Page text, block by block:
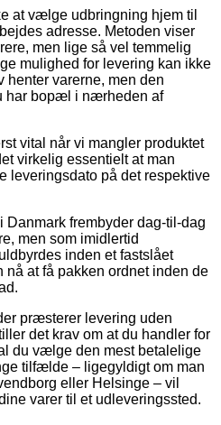
at vælge udbringning hjem til
adresse. Metoden viser
men lige så vel temmelig
mulighed for levering kan ikke
varerne, men den
har bopæl i nærheden af
vital når vi mangler produktet
virkelig essentielt at man
leveringsdato på det respektive
Danmark frembyder dag-til-dag
men som imidlertid
inden et fastslået
at få pakken ordnet inden de
præsterer levering uden
det krav om at du handler for
du vælge den mest betalelige
tilfælde – ligegyldigt om man
eller Helsinge – vil
varer til et udleveringssted.